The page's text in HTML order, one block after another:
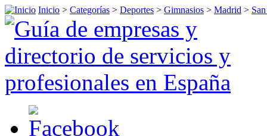
Inicio > Categorías > Deportes > Gimnasios > Madrid >